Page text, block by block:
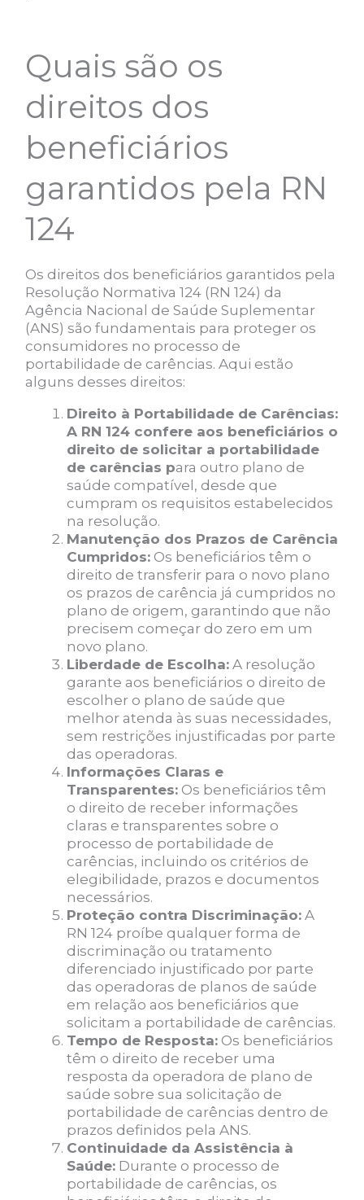
Quais são os
direitos dos
beneficiários
garantidos pela RN
124
Os direitos dos beneficiários garantidos pela
Resolução Normativa 124 (RN 124) da
Agência Nacional de Saúde Suplementar
(ANS) são fundamentais para proteger os
consumidores no processo de
portabilidade de carências. Aqui estão
alguns desses direitos:
Direito à Portabilidade de Carências:
A RN 124 confere aos beneficiários o
direito de solicitar a portabilidade
de carências para outro plano de
saúde compatível, desde que
cumpram os requisitos estabelecidos
na resolução.
Manutenção dos Prazos de Carência
Cumpridos: Os beneficiários têm o
direito de transferir para o novo plano
os prazos de carência já cumpridos no
plano de origem, garantindo que não
precisem começar do zero em um
novo plano.
Liberdade de Escolha: A resolução
garante aos beneficiários o direito de
escolher o plano de saúde que
melhor atenda às suas necessidades,
sem restrições injustificadas por parte
das operadoras.
Informações Claras e
Transparentes: Os beneficiários têm
o direito de receber informações
claras e transparentes sobre o
processo de portabilidade de
carências, incluindo os critérios de
elegibilidade, prazos e documentos
necessários.
Proteção contra Discriminação: A
RN 124 proíbe qualquer forma de
discriminação ou tratamento
diferenciado injustificado por parte
das operadoras de planos de saúde
em relação aos beneficiários que
solicitam a portabilidade de carências.
Tempo de Resposta: Os beneficiários
têm o direito de receber uma
resposta da operadora de plano de
saúde sobre sua solicitação de
portabilidade de carências dentro de
prazos definidos pela ANS.
Continuidade da Assistência à
Saúde: Durante o processo de
portabilidade de carências, os